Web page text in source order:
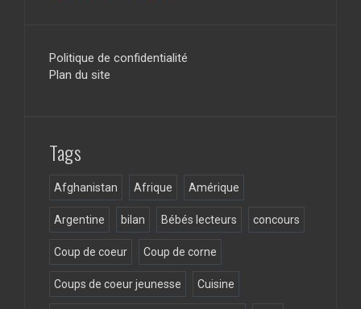
b
o
gr er
Politique de confidentialité
Plan du site
Tags
Afghanistan Afrique Amérique
Argentine bilan Bébés lecteurs concours
Coup de coeur Coup de corne
Coups de coeur jeunesse Cuisine